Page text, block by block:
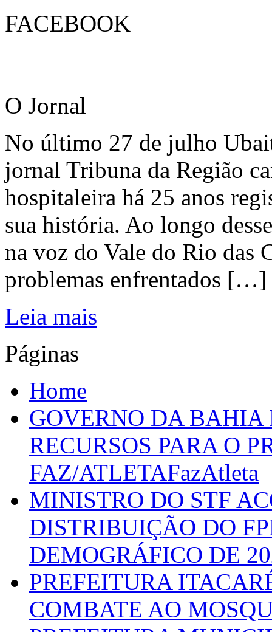
FACEBOOK
O Jornal
No último 27 de julho
jornal Tribuna da Região
hospitaleira há 25 anos
sua história. Ao longo
na voz do Vale do Rio das
problemas enfrentados […]
Leia mais
Páginas
Home
GOVERNO DA
RECURSOS PARA O
FAZ/ATLETAFazAtleta
MINISTRO DO STF
DISTRIBUIÇÃO DO
DEMOGRÁFICO DE
PREFEITURA
COMBATE AO